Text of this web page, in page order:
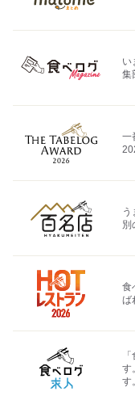
い
集
一
う
別
食
ば
す
す。